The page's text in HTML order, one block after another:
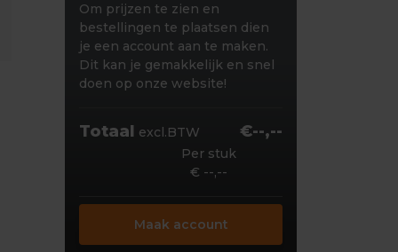
Om prijzen te zien en
bestellingen te plaatsen dien
je een account aan te maken.
Dit kan je gemakkelijk en snel
doen op onze website!
Totaal excl.BTW €--,--
Per stuk
€ --,--
Maak account